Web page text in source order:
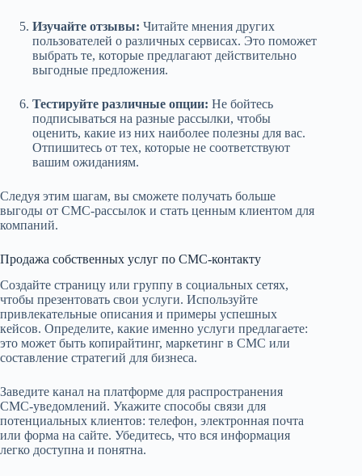
Изучайте отзывы: Читайте мнения других
пользователей о различных сервисах. Это поможет
выбрать те, которые предлагают действительно
выгодные предложения.
Тестируйте различные опции: Не бойтесь
подписываться на разные рассылки, чтобы
оценить, какие из них наиболее полезны для вас.
Отпишитесь от тех, которые не соответствуют
вашим ожиданиям.
Следуя этим шагам, вы сможете получать больше
выгоды от СМС-рассылок и стать ценным клиентом для
компаний.
Продажа собственных услуг по СМС-контакту
Создайте страницу или группу в социальных сетях,
чтобы презентовать свои услуги. Используйте
привлекательные описания и примеры успешных
кейсов. Определите, какие именно услуги предлагаете:
это может быть копирайтинг, маркетинг в СМС или
составление стратегий для бизнеса.
Заведите канал на платформе для распространения
СМС-уведомлений. Укажите способы связи для
потенциальных клиентов: телефон, электронная почта
или форма на сайте. Убедитесь, что вся информация
легко доступна и понятна.